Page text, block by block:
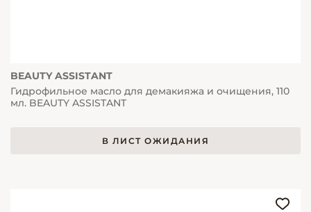
BEAUTY ASSISTANT
Гидрофильное масло для демакияжа и очищения, 110
мл. BEAUTY ASSISTANT
В ЛИСТ ОЖИДАНИЯ